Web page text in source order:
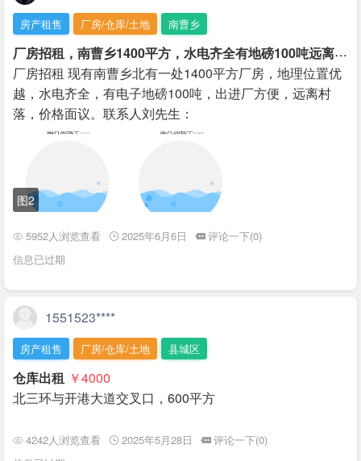
房产租售 厂房/仓库/土地 南曹乡
厂
房招租，南曹乡1400平方，水电齐全有地磅100吨远离村庄，价格面议，刘先生18437888088
厂房招租 现有南曹乡北有一处1400平方厂房，地理位置优
越，水电齐全，有电子地磅100吨，出进厂方便，远离村
落，价格面议。联系人刘先生：
图2
5952人浏览查看 2025年6月6日
评论一下(0)
信息已过期
1551523****
房产租售 厂房/仓库/土地 县城区
仓库出租 ￥4000
北三环与开港大道交叉口，600平方
4242人浏览查看 2025年5月28日
评论一下(0)